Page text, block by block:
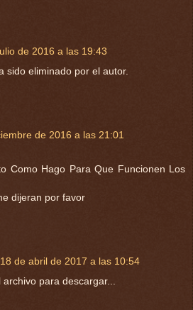
de 2016 a las 19:43
sido eliminado por el autor.
de 2016 a las 21:01
Como Hago Para Que Funcionen Los
dijeran por favor
18 de abril de 2017 a las 10:54
para descargar...